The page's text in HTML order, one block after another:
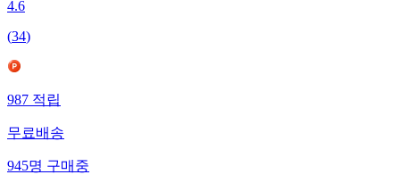
4.6
(34)
987적립
무료배송
945명구매중